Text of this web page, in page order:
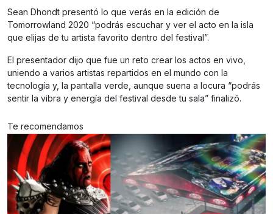
Sean Dhondt presentó lo que verás en la edición de
Tomorrowland 2020 “podrás escuchar y ver el acto en la isla
que elijas de tu artista favorito dentro del festival”.
El presentador dijo que fue un reto crear los actos en vivo,
uniendo a varios artistas repartidos en el mundo con la
tecnología y, la pantalla verde, aunque suena a locura “podrás
sentir la vibra y energía del festival desde tu sala” finalizó.
Te recomendamos